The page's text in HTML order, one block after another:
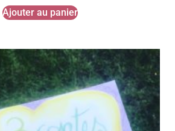
Ajouter au panier